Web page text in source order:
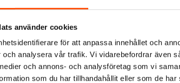
använder cookies
för att anpassa innehållet och
och analysera vår trafik. Vi vidarebefordrar även
och annons- och analysföretag som vi
som du har tillhandahållit eller som de
och planerat för att besöka
på färjorna i Trelleborg. När
svenska fartyg utom ett,